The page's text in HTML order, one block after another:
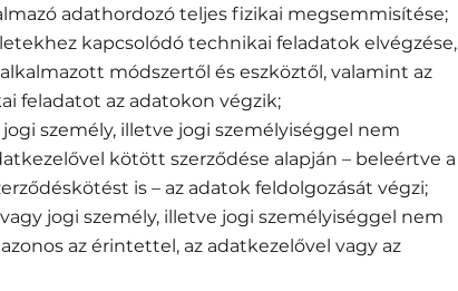
adathordozó teljes fizikai megsemmisítése;
kapcsolódó technikai feladatok elvégzése,
módszertől és eszköztől, valamint az
feladatot az adatokon végzik;
személy, illetve jogi személyiséggel nem
kötött szerződése alapján – beleértve a
is – az adatok feldolgozását végzi;
jogi személy, illetve jogi személyiséggel nem
az érintettel, az adatkezelővel vagy az